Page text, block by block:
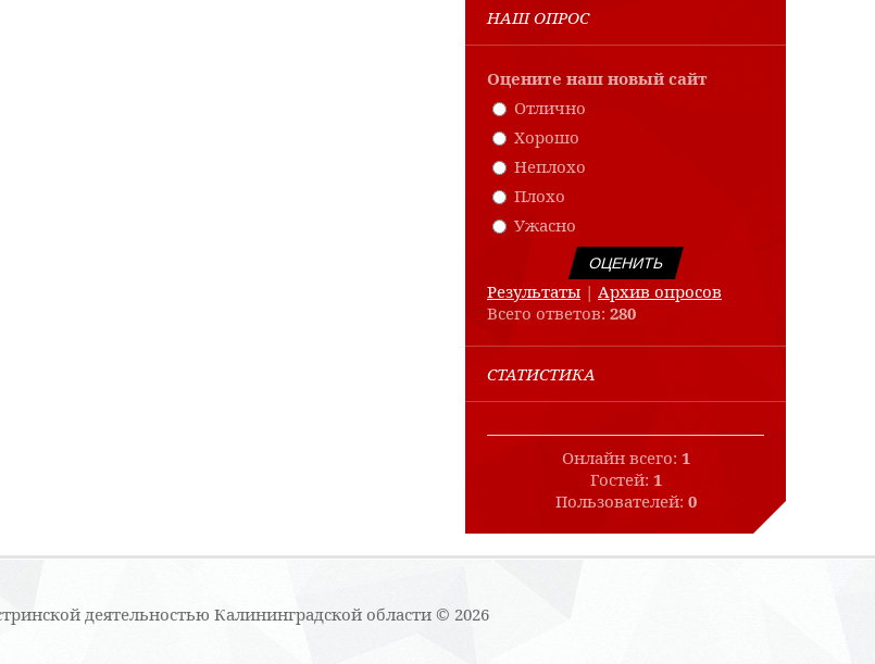
НАШ ОПРОС
Оцените наш новый сайт
Отлично
Хорошо
Неплохо
Плохо
Ужасно
Результаты | Архив опросов
Всего ответов: 280
СТАТИСТИКА
Онлайн всего: 1
Гостей: 1
Пользователей: 0
деятельностью Калининградской области © 2026